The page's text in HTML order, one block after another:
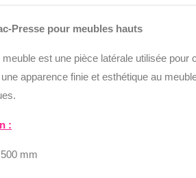
Presse pour meubles hauts
meuble est une pièce latérale utilisée
apparence finie et esthétique au
:
500 mm